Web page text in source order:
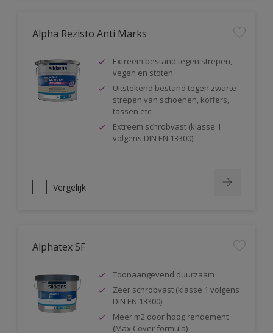
Alpha Rezisto Anti Marks
Extreem bestand tegen strepen,
vegen en stoten
Uitstekend bestand tegen zwarte
strepen van schoenen, koffers,
tassen etc.
Extreem schrobvast (klasse 1
volgens DIN EN 13300)
Vergelijk
Alphatex SF
Toonaangevend duurzaam
Zeer schrobvast (klasse 1 volgens
DIN EN 13300)
Meer m2 door hoog rendement
(Max Cover formula)